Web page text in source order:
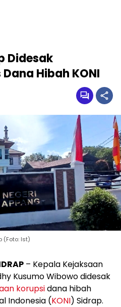
Didesak
Hibah KONI
(Foto: Ist)
– Kepala Kejaksaan
Kusumo Wibowo didesak
korupsidana hibah
Indonesia (KONI) Sidrap.